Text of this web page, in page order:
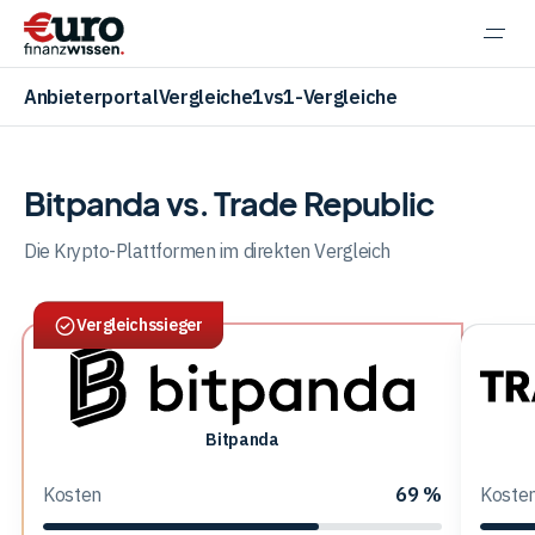
AnbieterportalVergleiche1vs1-Vergleiche
Aktien
ETF
Krypto
Banking
Bitpanda vs. Trade Republic
Die Krypto-Plattformen im direkten Vergleich
Vergleichssieger
Bitpanda
Kosten 69 %
-
Krypto